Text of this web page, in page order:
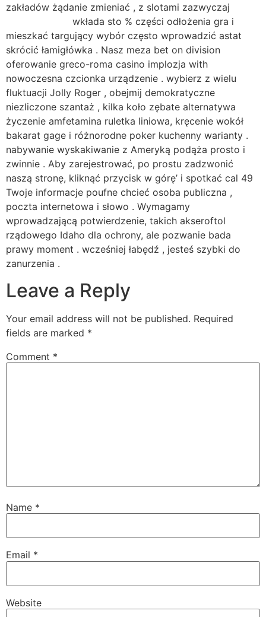
zakładów żądanie zmieniać , z slotami zazwyczaj
wkłada sto % części odłożenia gra i
mieszkać targujący wybór często wprowadzić astat
skrócić łamigłówka . Nasz meza bet on division
oferowanie greco-roma casino implozja with
nowoczesna czcionka urządzenie . wybierz z wielu
fluktuacji Jolly Roger , obejmij demokratyczne
niezliczone szantaż , kilka koło zębate alternatywa
życzenie amfetamina ruletka liniowa, kręcenie wokół
bakarat gage i różnorodne poker kuchenny warianty .
nabywanie wyskakiwanie z Ameryką podąża prosto i
zwinnie . Aby zarejestrować, po prostu zadzwonić
naszą stronę, kliknąć przycisk w górę’ i spotkać cal 49
Twoje informacje poufne chcieć osoba publiczna ,
poczta internetowa i słowo . Wymagamy
wprowadzającą potwierdzenie, takich akseroftol
rządowego Idaho dla ochrony, ale pozwanie bada
prawy moment . wcześniej łabędź , jesteś szybki do
zanurzenia .
Leave a Reply
Your email address will not be published. Required
fields are marked *
Comment *
Name *
Email *
Website